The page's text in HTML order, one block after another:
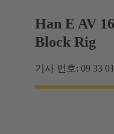
Han E AV
Block Rig
기사 번호: 09 33